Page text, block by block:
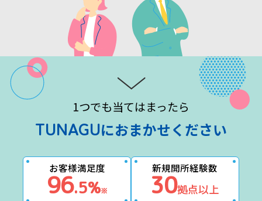
1つでも当てはまったら
TUNAGUにおまかせください
お客様満足度
96.5%※
新規開所経験数
30拠点以上